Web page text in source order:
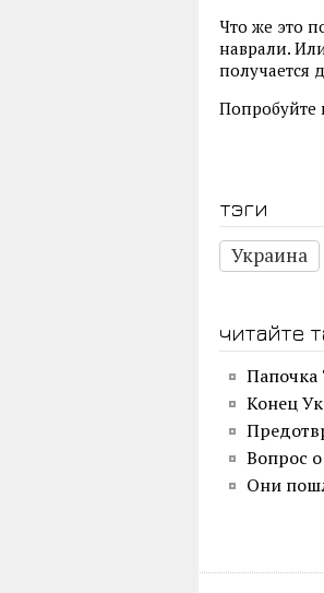
Что же это
наврали.
получается
Попробуйте
тэги
Украина
читайте
Конец
Вопрос
Они